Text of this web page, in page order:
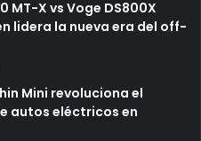
MT-X vs Voge DS800X
lidera la nueva era del off-
Mini revoluciona el
autos eléctricos en